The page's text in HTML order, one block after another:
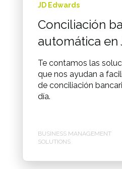
JD Edwards
Conciliación
automática en
Te contamos las
que nos ayudan a
de conciliación
día.
BUSINESS MANAGEMENT
SOLUTIONS